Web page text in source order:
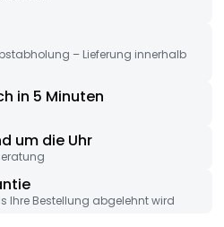
– Lieferung innerhalb
in 5 Minuten
um die Uhr
Ihre Bestellung abgelehnt wird